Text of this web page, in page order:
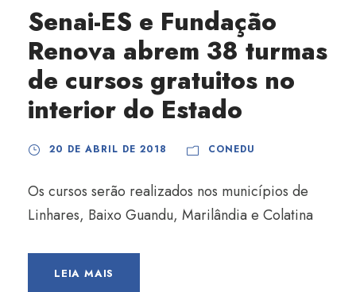
Senai-ES e Fundação
Renova abrem 38 turmas
de cursos gratuitos no
interior do Estado
20 DE ABRIL DE 2018 CONEDU
Os cursos serão realizados nos municípios de
Linhares, Baixo Guandu, Marilândia e Colatina
LEIA MAIS